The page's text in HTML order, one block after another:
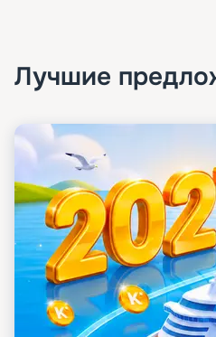
Лучшие